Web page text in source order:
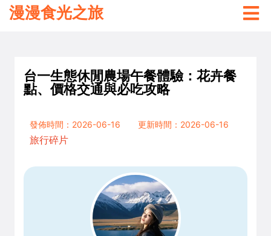
漫漫食光之旅
台一生態休閒農場午餐體驗：花卉餐
點、價格交通與必吃攻略
發佈時間：2026-06-16
更新時間：2026-06-16
旅行碎片